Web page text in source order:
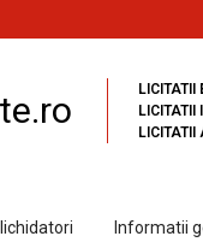
LICITATII
LICITATII
LICITATII
Informatii